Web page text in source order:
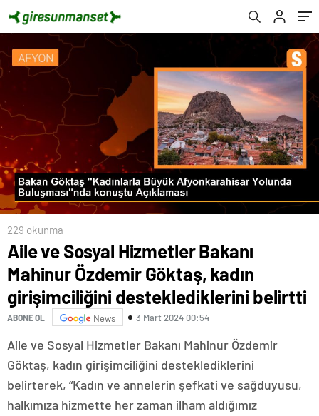
229 okunma
Aile ve Sosyal Hizmetler Bakanı
Mahinur Özdemir Göktaş, kadın
girişimciliğini desteklediklerini belirtti
ABONE OL News 3 Mart 2024 00:54
Aile ve Sosyal Hizmetler Bakanı Mahinur Özdemir
Göktaş, kadın girişimciliğini desteklediklerini
belirterek, “Kadın ve annelerin şefkati ve sağduyusu,
halkımıza hizmette her zaman ilham aldığımız